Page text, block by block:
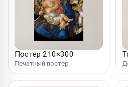
Постер 210×300
Печатный постер